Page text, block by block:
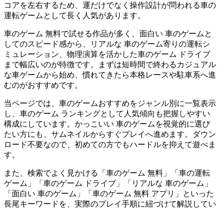
コアを左右するため、運だけでなく操作設計が問われる車の
運転ゲームとして長く人気があります。
車のゲーム 無料で試せる作品が多く、面白い 車のゲームと
してのスピード感から、リアルな 車のゲーム寄りの運転シ
ミュレーション、物理演算を活かした車のゲーム ドライブ
まで幅広いのが特徴です。まずは短時間で終わるカジュアル
な車ゲームから始め、慣れてきたら本格レースや駐車系へ進
むのがおすすめです。
当ページでは、車のゲームおすすめをジャンル別に一覧表示
し、車のゲーム ランキングとして人気傾向も把握しやすい
構成にしています。かっこいい 車のゲームを視覚的に選び
たい方にも、サムネイルからすぐプレイへ進めます。ダウン
ロード不要なので、初めての方でもハードルを抑えて遊べま
す。
また、検索でよく見かける「車のゲーム 無料」「車の運転
ゲーム」「車のゲーム ドライブ」「リアルな 車のゲーム」
「面白い 車のゲーム」「車のゲーム 無料 アプリ」といった
長尾キーワードを、実際のプレイ手順に紐づけて解説してい